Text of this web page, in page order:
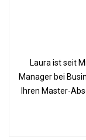
Laura ist seit
Manager bei
Ihren Master-